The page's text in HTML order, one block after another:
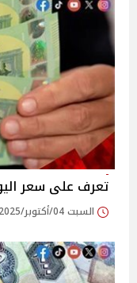
تعرف على سعر اليورو
السبت 04/أكتوبر/2025 - 11:38 ص